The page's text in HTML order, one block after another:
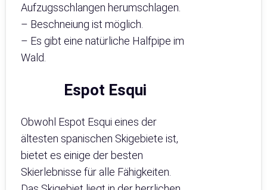
Aufzugsschlangen herumschlagen.
– Beschneiung ist möglich.
– Es gibt eine natürliche Halfpipe im
Wald.
Espot Esqui
Obwohl Espot Esqui eines der
ältesten spanischen Skigebiete ist,
bietet es einige der besten
Skierlebnisse für alle Fähigkeiten.